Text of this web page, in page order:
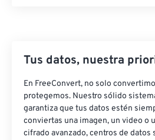
Tus datos, nuestra
En FreeConvert, no solo
protegemos. Nuestro sólido
garantiza que tus datos estén
conviertas una imagen, un video o
cifrado avanzado, centros de